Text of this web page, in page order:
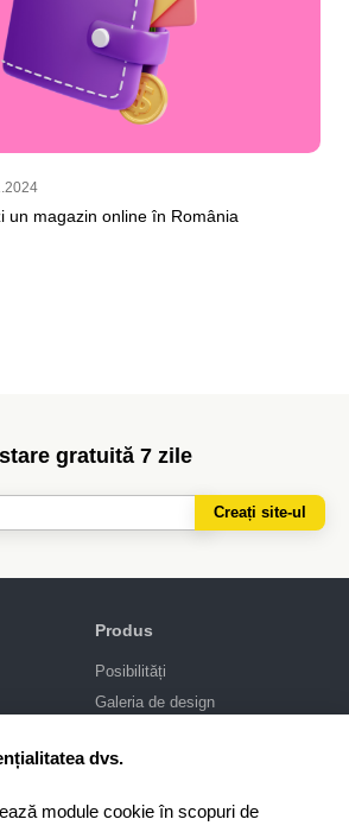
un magazin online în România
gratuită 7 zile
Creați site-ul
Produs
Posibilități
Galeria de design
Integrări
dvs.
module cookie în scopuri de